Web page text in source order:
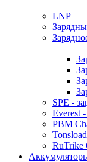
LNP
SPE -
Everest
PBM
Tonsload
RuTrike